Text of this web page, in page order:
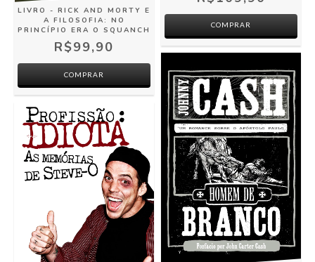
LIVRO - RICK AND MORTY E
A FILOSOFIA: NO
PRINCÍPIO ERA O SQUANCH
R$99,90
COMPRAR